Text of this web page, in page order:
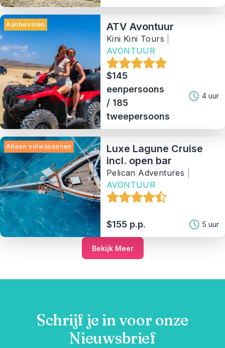
Aanbevolen ATV Avontuur
Kini Kini Tours
AVONTUUR
$145
eenpersoons
/ 185
tweepersoons
4 uur
Alleen volwassenen
Luxe Lagune Cruise
incl. open bar
Pelican Adventures
AVONTUUR
$155 p.p. 5 uur
Bekijk Meer
Schrijf je in voor onze
Nieuwsbrief